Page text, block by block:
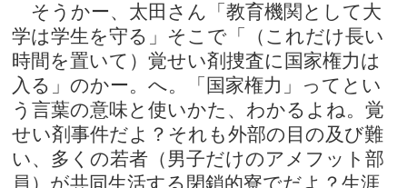
そうかー、太田さん「教育機関として大
学は学生を守る」そこで「（これだけ長い
時間を置いて）覚せい剤捜査に国家権力は
入る」のかー。へ。「国家権力」ってとい
う言葉の意味と使いかた、わかるよね。覚
せい剤事件だよ？それも外部の目の及び難
い、多くの若者（男子だけのアメフット部
員）が共同生活する閉鎖的寮でだよ？生涯